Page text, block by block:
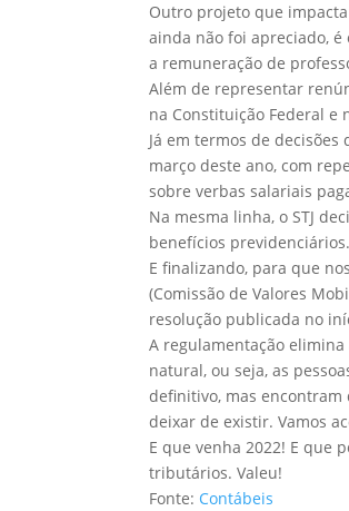
Outro projeto que
ainda não foi apreciado, é
a remuneração de
Além de representar
na Constituição Federal e
Já em termos de
março deste ano, com
sobre verbas salariais
Na mesma linha, o STJ
benefícios previdenciários.
E finalizando, para que
(Comissão de Valores
resolução publicada no
A regulamentação elimina
natural, ou seja, as
definitivo, mas encontram
deixar de existir. Vamos
E que venha 2022! E que
tributários. Valeu!
Fonte: Contábeis